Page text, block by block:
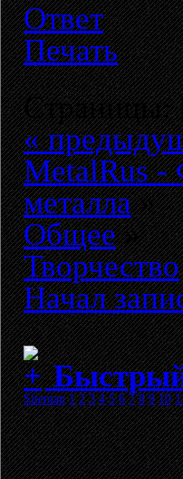
Ответ
Печать
Страницы:
«
MetalRus -
металла»
Общее»
Творчество
Начал
Sitemap 1 2 3 4 5 6 7 8 9 10